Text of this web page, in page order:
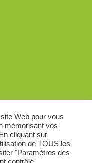
Web pour vous
mémorisant vos
cliquant sur
de TOUS les
"Paramètres des